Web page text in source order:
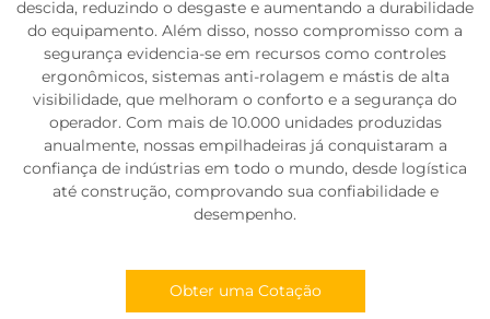
descida, reduzindo o desgaste e aumentando a durabilidade
do equipamento. Além disso, nosso compromisso com a
segurança evidencia-se em recursos como controles
ergonômicos, sistemas anti-rolagem e mástis de alta
visibilidade, que melhoram o conforto e a segurança do
operador. Com mais de 10.000 unidades produzidas
anualmente, nossas empilhadeiras já conquistaram a
confiança de indústrias em todo o mundo, desde logística
até construção, comprovando sua confiabilidade e
desempenho.
Obter uma Cotação